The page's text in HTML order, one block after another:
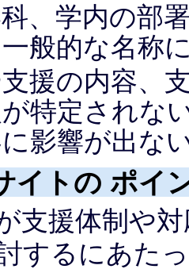
、学内の部
般的な名称
援の内容、
特定されな
影響が出な
イトの ポイ
支援体制や
するにあた